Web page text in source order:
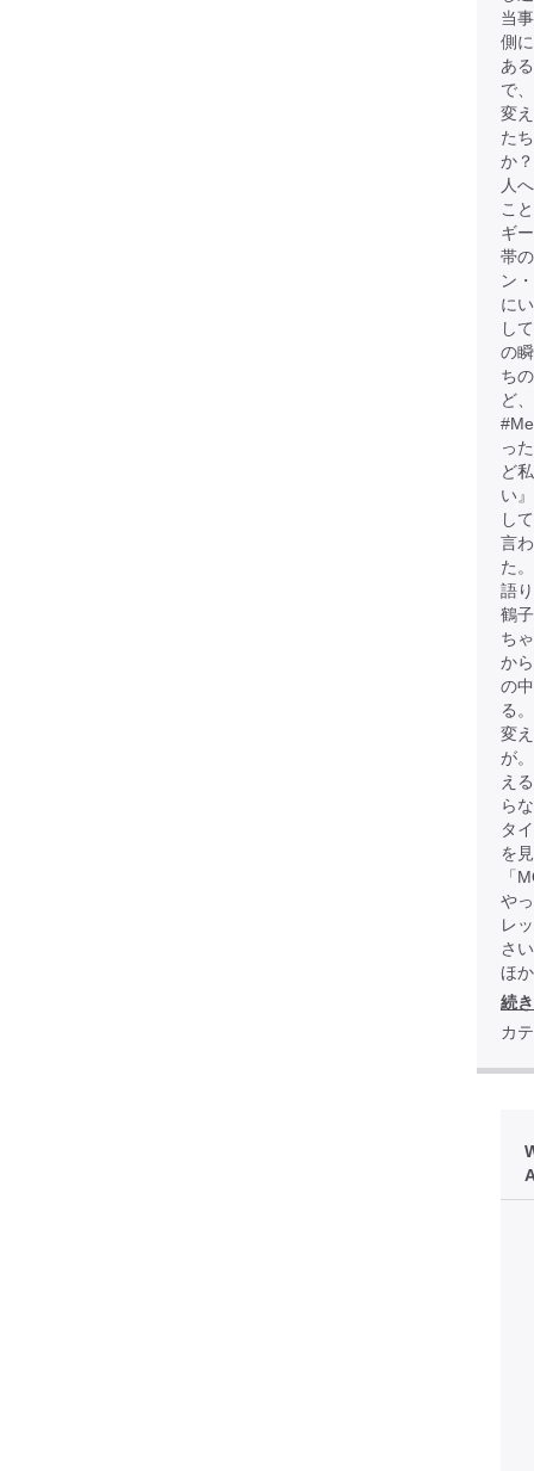
当
側
あ
で
変
た
か
人
こ
ギ
帯
ン
に
し
の
ち
ど
っ
ど
い
し
言
た
語
鶴
ち
か
の
る
変
が
え
ら
タ
を
「
や
レ
さ
ほ
続
カ